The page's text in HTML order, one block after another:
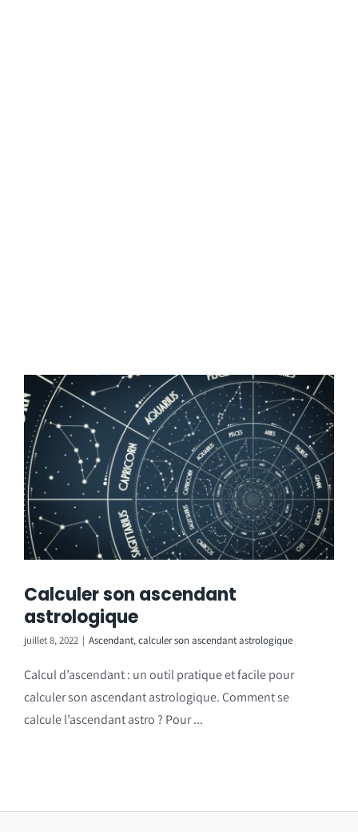
Calculer son ascendant
astrologique
juillet 8, 2022 | Ascendant,calculer son ascendant astrologique
Calcul d’ascendant : un outil pratique et facile pour
calculer son ascendant astrologique. Comment se
calcule l’ascendant astro ? Pour ...